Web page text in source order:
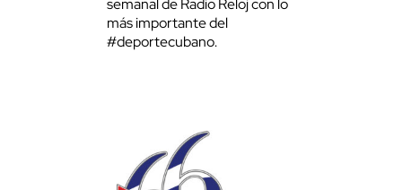
más importante del
#deportecubano.